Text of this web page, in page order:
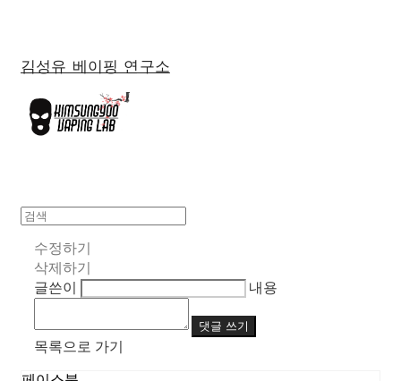
김성유 베이핑 연구소
수정하기
삭제하기
글쓴이
내용
댓글 쓰기
목록으로 가기